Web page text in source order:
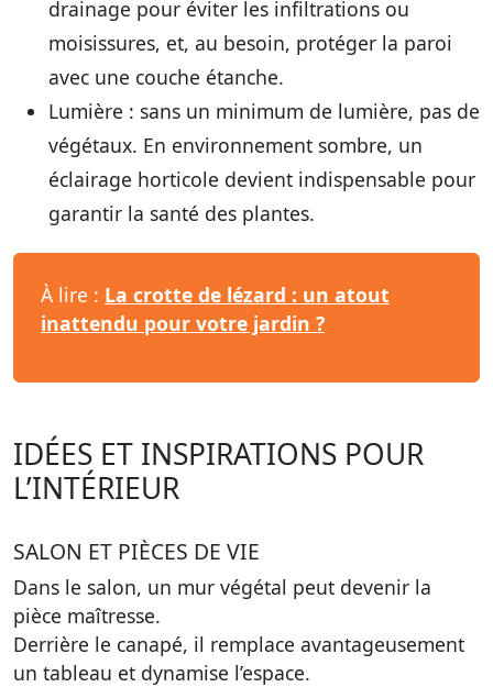
drainage pour éviter les infiltrations ou
moisissures, et, au besoin, protéger la paroi
avec une couche étanche.
Lumière : sans un minimum de lumière, pas de
végétaux. En environnement sombre, un
éclairage horticole devient indispensable pour
garantir la santé des plantes.
À lire : La crotte de lézard : un atout
inattendu pour votre jardin ?
IDÉES ET INSPIRATIONS POUR
L’INTÉRIEUR
SALON ET PIÈCES DE VIE
Dans le salon, un mur végétal peut devenir la
pièce maîtresse.
Derrière le canapé, il remplace avantageusement
un tableau et dynamise l’espace.